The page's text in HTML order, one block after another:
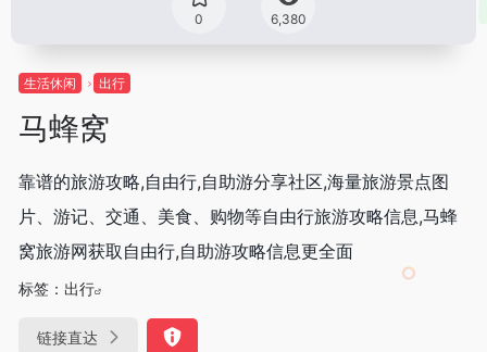
0 6,380
生活休闲 出行
马蜂窝
靠谱的旅游攻略,自由行,自助游分享社区,海量旅游景点图
片、游记、交通、美食、购物等自由行旅游攻略信息,马蜂
窝旅游网获取自由行,自助游攻略信息更全面
标签： 出行
链接直达